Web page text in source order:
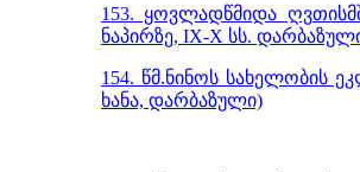
153. ყოვლადწმიდა
ნაპირზე, IX-X სს.
154. წმ.ნინოს სახელობის
ხანა, დარბაზული)